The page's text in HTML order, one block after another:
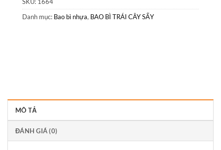
Danh mục: Bao bì nhựa, BAO BÌ TRÁI CÂY SẤY
MÔ TẢ
ĐÁNH GIÁ (0)